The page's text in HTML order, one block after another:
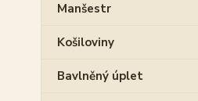
Manšestr
Košiloviny
Bavlněný úplet